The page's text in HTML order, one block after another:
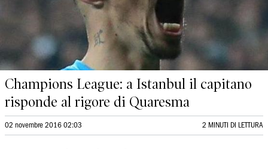
Champions League: a Istanbul il capitano
risponde al rigore di Quaresma
02 novembre 2016 02:03 2 MINUTI DI LETTURA